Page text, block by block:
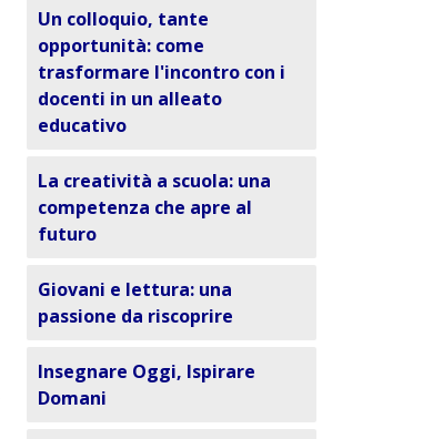
Un colloquio, tante
opportunità: come
trasformare l'incontro con i
docenti in un alleato
educativo
La creatività a scuola: una
competenza che apre al
futuro
Giovani e lettura: una
passione da riscoprire
Insegnare Oggi, Ispirare
Domani